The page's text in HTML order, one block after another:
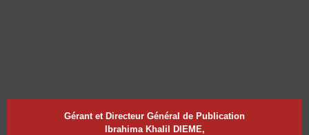
Gérant et Directeur Général de Publication
Ibrahima Khalil DIEME,